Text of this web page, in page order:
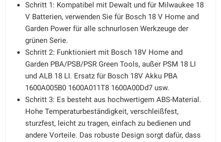
Schritt 1: Kompatibel mit Dewalt und für Milwaukee 18
V Batterien, verwenden Sie für Bosch 18 V Home and
Garden Power für alle schnurlosen Werkzeuge der
grünen Serie.
Schritt 2: Funktioniert mit Bosch 18V Home and
Garden PBA/PSB/PSR Green Tools, außer PSM 18 LI
und ALB 18 LI. Ersatz für Bosch 18V Akku PBA
1600A005B0 1600A011T8 1600A00Dd7 usw.
Schritt 3: Es besteht aus hochwertigem ABS-Material.
Hohe Temperaturbeständigkeit, verschleißfest,
sturzfest, leicht zu tragen, einfach zu bedienen und
andere Vorteile. Das robuste Design sorgt dafür, dass